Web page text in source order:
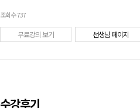
조회수 737
무료강의 보기 선생님 페이지
수강후기